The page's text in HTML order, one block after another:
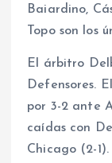
Baiardino,
Topo son los
El árbitro
Defensores.
por 3-2 ante
caídas con
Chicago (2-